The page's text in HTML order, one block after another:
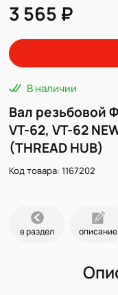
3 565 ₽
В наличии
Вал резьбовой
VT-62, VT-62
(THREAD HUB)
Код товара: 1167202
в раздел описание